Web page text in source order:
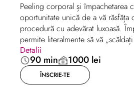
Peeling corporal și împachetarea
oportunitate unică de a vă
procedură cu adevărat luxoasă.
permite literalmente să vă
adevărată minune SPA! O astfel
renovarea celulelor pielii, o
de lifting și hidratare, intensifică
contribuie la sinteza colagenului și
Detalii
90 min 1000 lei
ÎNSCRIE-TE